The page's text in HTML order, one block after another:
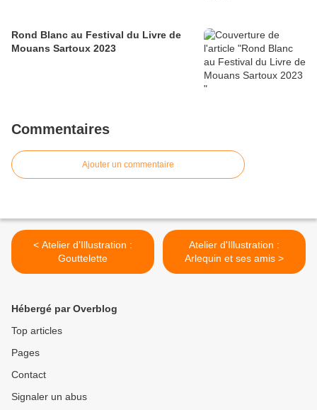
Rond Blanc au Festival du Livre de
Mouans Sartoux 2023
Commentaires
Ajouter un commentaire
< Atelier d’Illustration :
Gouttelette
Atelier d'Illustration :
Arlequin et ses amis >
Hébergé par Overblog
Top articles
Pages
Contact
Signaler un abus